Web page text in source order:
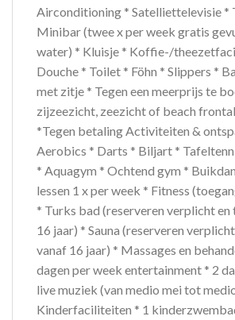
Airconditioning * Satelliettelevisie *
Minibar (twee x per week gratis
water) * Kluisje * Koffie-/
Douche * Toilet * Föhn * Slippers *
met zitje * Tegen een meerprijs te
zijzeezicht, zeezicht of beach
*Tegen betaling Activiteiten &
Aerobics * Darts * Biljart *
* Aquagym * Ochtend gym *
lessen 1 x per week * Fitness
* Turks bad (reserveren verplicht en
16 jaar) * Sauna (reserveren
vanaf 16 jaar) * Massages en
dagen per week entertainment * 2
live muziek (van medio mei tot
Kinderfaciliteiten * 1